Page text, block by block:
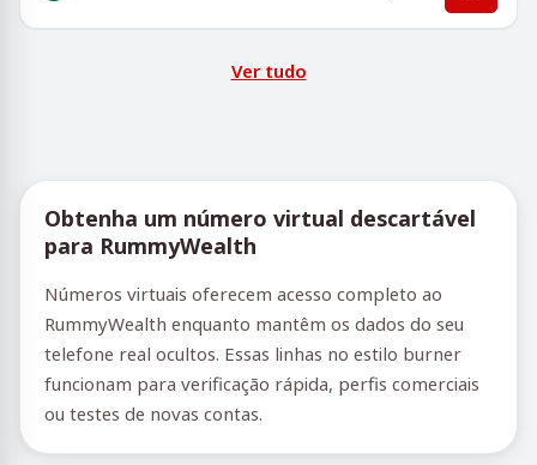
Ver tudo
Obtenha um número virtual descartável
para RummyWealth
Números virtuais oferecem acesso completo ao
RummyWealth enquanto mantêm os dados do seu
telefone real ocultos. Essas linhas no estilo burner
funcionam para verificação rápida, perfis comerciais
ou testes de novas contas.